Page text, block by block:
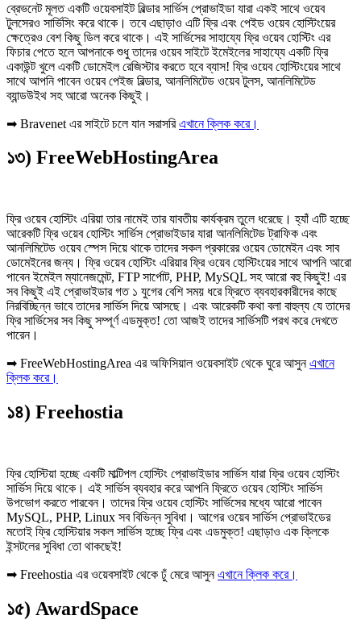
ব্রেভনেট মূলত একটি ওয়েবসাইট বিল্ডার সার্ভিস প্রোভাইডা যারা একই সাথে ওয়েব
টুলসেরও সার্ভিসিং করে থাকে। তবে এছাড়াও এটি ফ্রি এবং পেইড ওয়েব হোস্টিংয়ের
ক্ষেত্রেও বেশ কিছু ডিল করে থাকে। এই সার্ভিসের সাহায্যে ফ্রি ওয়েব হোস্টিং এর
ফিচার পেতে হলে আপনাকে শুধু তাদের ওয়েব সাইটে ইমেইলের সাহায্যে একটি ফ্রি
একাউন্ট খুলে একটি ডোমেইল রেজিস্টার করতে হবে ব্যাস! ফ্রি ওয়েব হোস্টিংয়ের সাথে
সাথে আপনি পাবেন ওয়েব পেইজ বিল্ডার, আনলিমিটেড ওয়েব টুলস, আনলিমিটেড
ব্যান্ডউইথ সহ আরো অনেক কিছুই।
➡ Bravenet এর সাইটে চলে যান সরাসরিএখানে ক্লিক করে।
১৩) FreeWebHostingArea
ফ্রি ওয়েব হোস্টিং এরিয়া তার নামেই তার যাবতীয় কার্যক্রম তুলে ধরেছে। হ্যাঁ এটি হচ্ছে
আরেকটি ফ্রি ওয়েব হোস্টিং সার্ভিস প্রোভাইডার যারা আনলিমিটেড ট্রাফিক এবং
আনলিমিটেড ওয়েব স্পেস দিয়ে থাকে তাদের সকল প্রকারের ওয়েব ডোমেইন এবং সাব
ডোমেইনের জন্য। ফ্রি ওয়েব হোস্টিং এরিয়ার ফ্রি ওয়েব হোস্টিংয়ের সাথে আপনি আরো
পাবেন ইমেইল ম্যানেজমেন্ট, FTP সার্পোট, PHP, MySQL সহ আরো বহু কিছুই! এর
সব কিছুই এই প্রোভাইডার গত ১ যুগের বেশি সময় ধরে ফ্রিতে ব্যবহারকারীদের কাছে
নিরবিচ্ছিন্ন ভাবে তাদের সার্ভিস দিয়ে আসছে। এবং আরেকটি কথা বলা বাহুল্য যে তাদের
ফ্রি সার্ভিসের সব কিছু সম্পূর্ণ এডমুক্ত! তো আজই তাদের সার্ভিসটি পরখ করে দেখতে
পারেন।
➡ FreeWebHostingArea এর অফিসিয়াল ওয়েবসাইট থেকে ঘুরে আসুনএখানে
ক্লিক করে।
১৪) Freehostia
ফ্রি হোস্টিয়া হচ্ছে একটি মাল্টিপল হোস্টিং প্রোভাইডার সার্ভিস যারা ফ্রি ওয়েব হোস্টিং
সার্ভিস দিয়ে থাকে। এই সার্ভিস ব্যবহার করে আপনি ফ্রিতে ওয়েব হোস্টিং সার্ভিস
উপভোগ করতে পারবেন। তাদের ফ্রি ওয়েব হোস্টিং সার্ভিসের মধ্যে আরো পাবেন
MySQL, PHP, Linux সব বিভিন্ন সুবিধা। আগের ওয়েব সার্ভিস প্রোভাইডের
মতোই ফ্রি হোস্টিয়ার সকল সার্ভিস হচ্ছে ফ্রি এবং এডমুক্ত! এছাড়াও এক ক্লিকে
ইন্সটলের সুবিধা তো থাকছেই!
➡ Freehostia এর ওয়েবসাইট থেকে ঢুঁ মেরে আসুনএখানে ক্লিক করে।
১৫) AwardSpace